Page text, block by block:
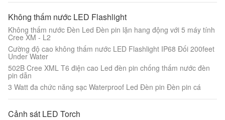
Không thấm nước LED Flashlight
Không thấm nước Đèn Led Đèn pin lặn hang động với 5 máy tính
Cree XM - L2
Cường độ cao không thấm nước LED Flashlight IP68 Đối 200feet
Under Water
502B Cree XML T6 điện cao Led đèn pin chống thấm nước đèn
pin dẫn
3 Watt đa chức năng sạc Waterproof Led Đèn pin Đèn pin cá
Cảnh sát LED Torch